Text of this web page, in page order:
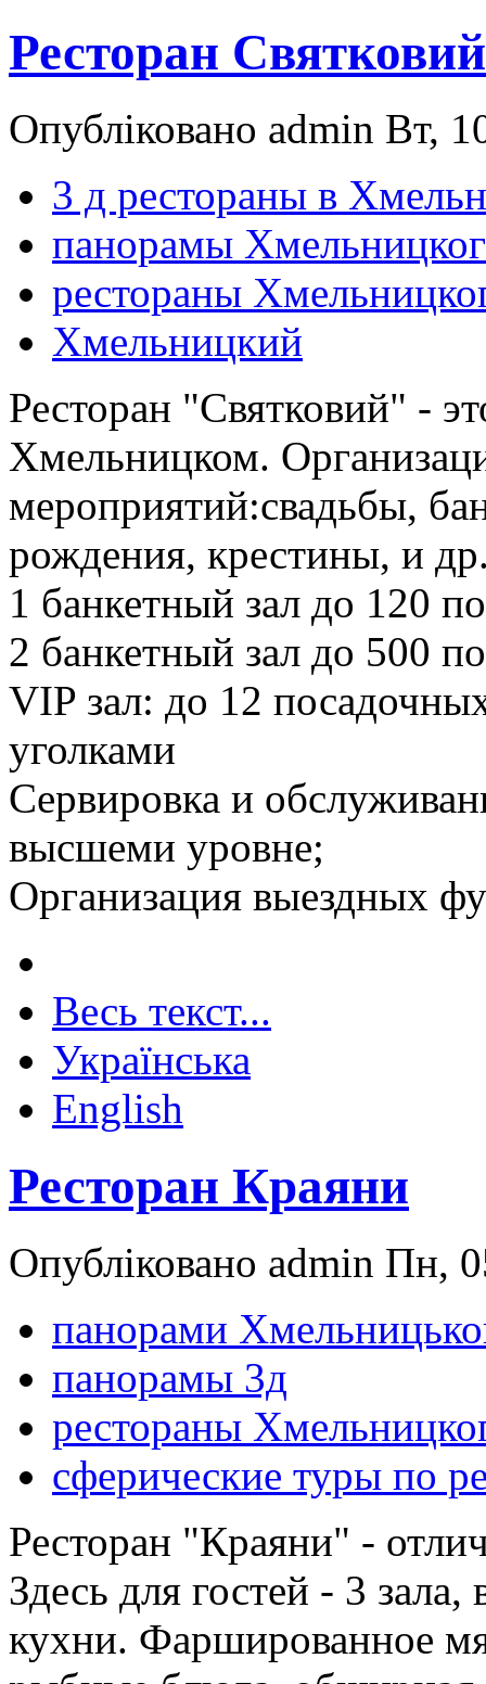
Ресторан Святковий
Опубліковано admin Вт,
3 д рестораны в
панорамы
рестораны
Хмельницкий
Ресторан "Святковий" -
Хмельницком.
мероприятий:свадьбы,
рождения, крестины, и
1 банкетный зал до 120
2 банкетный зал до 500
VIP зал: до 12
уголками
Сервировка и
высшеми уровне;
Организация выездных
Весь текст...
Українська
English
Ресторан Краяни
Опубліковано admin Пн,
панорами
панорамы 3д
рестораны
сферические туры по
Ресторан "Краяни" -
Здесь для гостей - 3
кухни. Фаршированное